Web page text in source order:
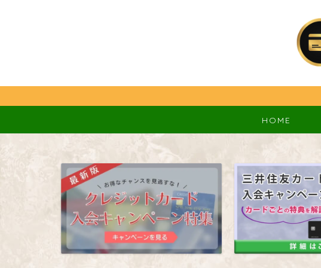
HOME